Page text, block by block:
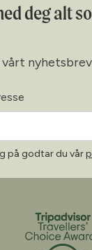
deg alt
vårt
på godtar du vår